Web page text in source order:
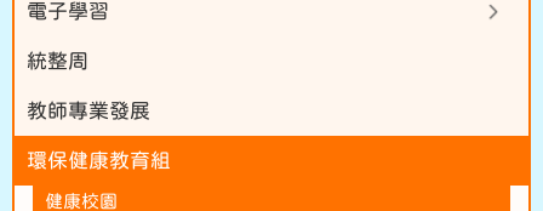
電子學習
統整周
教師專業發展
環保健康教育組
健康校園